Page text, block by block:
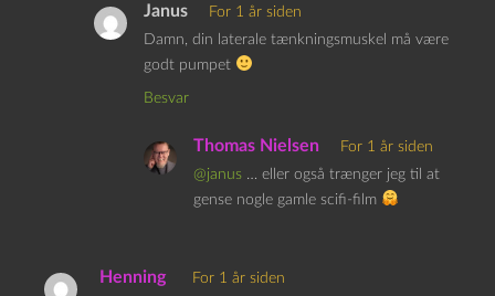
Janus
For 1 år siden
Damn, din laterale tænkningsmuskel må være
godt pumpet
Besvar
Thomas Nielsen
For 1 år siden
@janus … eller også trænger jeg til at
gense nogle gamle scifi-film
Henning
For 1 år siden